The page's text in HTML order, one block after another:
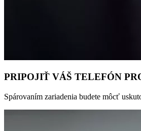
PRIPOJIŤ VÁŠ TELEFÓN
Spárovaním zariadenia budete môcť